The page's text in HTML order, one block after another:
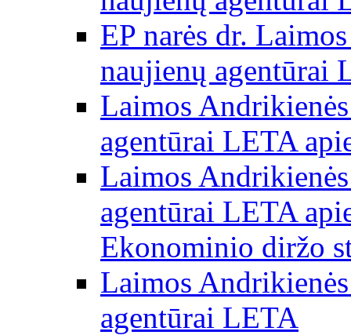
EP narės dr.
naujienų agentūrai
Laimos
agentūrai LETA
Laimos
agentūrai LETA
Ekonominio diržo
Laimos
agentūrai LETA